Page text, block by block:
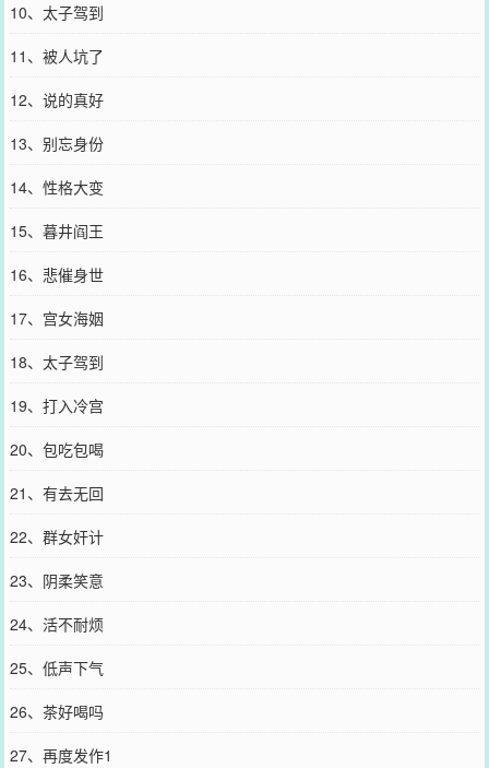
10、太子驾到
11、被人坑了
12、说的真好
13、别忘身份
14、性格大变
15、暮井阎王
16、悲催身世
17、宫女海姻
18、太子驾到
19、打入冷宫
20、包吃包喝
21、有去无回
22、群女奸计
23、阴柔笑意
24、活不耐烦
25、低声下气
26、茶好喝吗
27、再度发作1